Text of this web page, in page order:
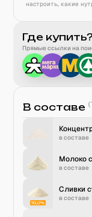
настроить, какие
Где
Прямые ссылки на
В составе (
в составе
Молоко
в составе
Сливки
в составе